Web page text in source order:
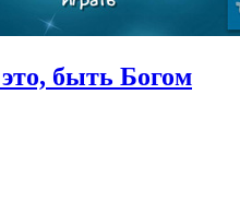
быть Богом